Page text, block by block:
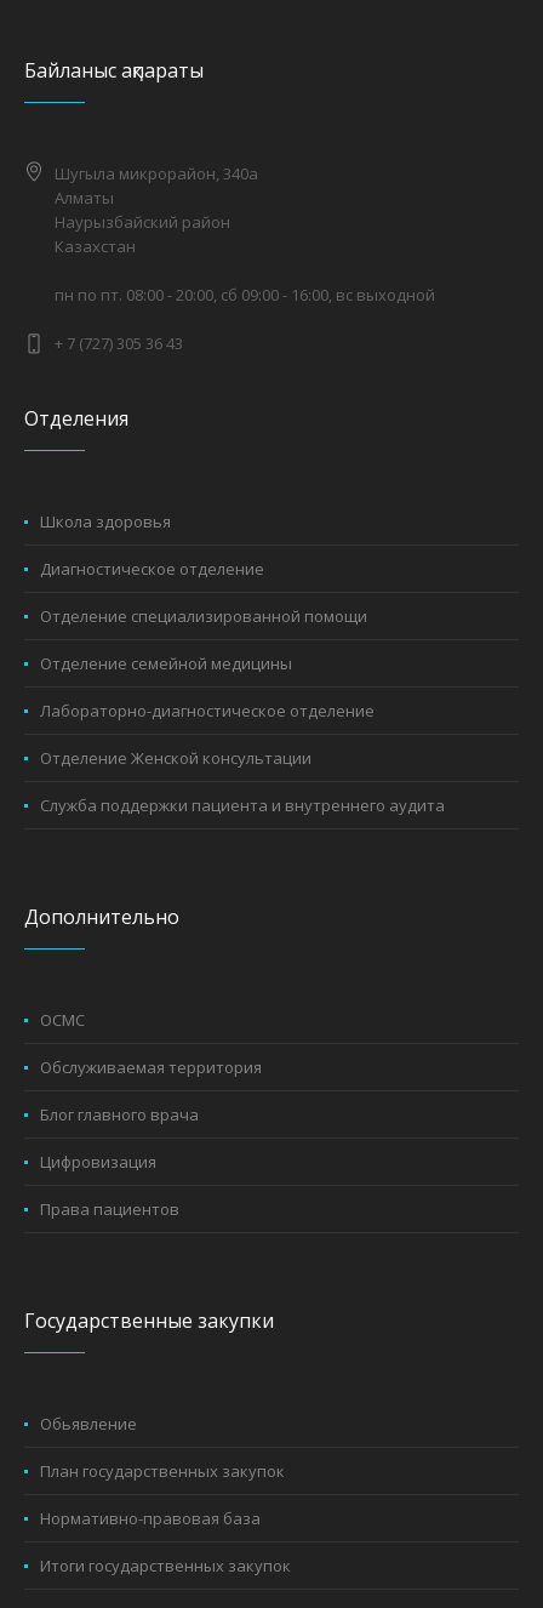
Байланыс ақпараты
Шугыла микрорайон, 340а
Алматы
Наурызбайский район
Казахстан
пн по пт. 08:00 - 20:00, сб 09:00 - 16:00, вс выходной
+ 7 (727) 305 36 43
Отделения
Школа здоровья
Диагностическое отделение
Отделение специализированной помощи
Отделение семейной медицины
Лабораторно-диагностическое отделение
Отделение Женской консультации
Служба поддержки пациента и внутреннего аудита
Дополнительно
ОСМС
Обслуживаемая территория
Блог главного врача
Цифровизация
Права пациентов
Государственные закупки
Обьявление
План государственных закупок
Нормативно-правовая база
Итоги государственных закупок